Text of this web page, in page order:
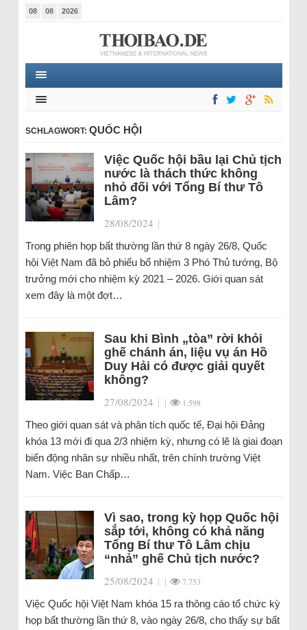
08 08 2026
SCHLAGWORT: QUỐC HỘI
Việc Quốc hội bầu lại Chủ tịch
nước là thách thức không
nhỏ đối với Tổng Bí thư Tô
Lâm?
28/08/2024 |
Trong phiên họp bất thường lần thứ 8 ngày 26/8, Quốc
hội Việt Nam đã bỏ phiếu bổ nhiệm 3 Phó Thủ tướng, Bộ
trưởng mới cho nhiệm kỳ 2021 – 2026. Giới quan sát
xem đây là một đợt…
Sau khi Bình „tòa” rời khỏi
ghế chánh án, liệu vụ án Hồ
Duy Hải có được giải quyết
không?
27/08/2024 | | 1.598
Theo giới quan sát và phân tích quốc tế, Đại hội Đảng
khóa 13 mới đi qua 2/3 nhiệm kỳ, nhưng có lẽ là giai đoạn
biến động nhân sự nhiều nhất, trên chính trường Việt
Nam. Việc Ban Chấp…
Vì sao, trong kỳ họp Quốc hội
sắp tới, không có khả năng
Tổng Bí thư Tô Lâm chịu
“nhả” ghế Chủ tịch nước?
25/08/2024 | | 7.753
Việc Quốc hội Việt Nam khóa 15 ra thông cáo tổ chức kỳ
họp bất thường lần thứ 8, vào ngày 26/8, cho thấy sự bất